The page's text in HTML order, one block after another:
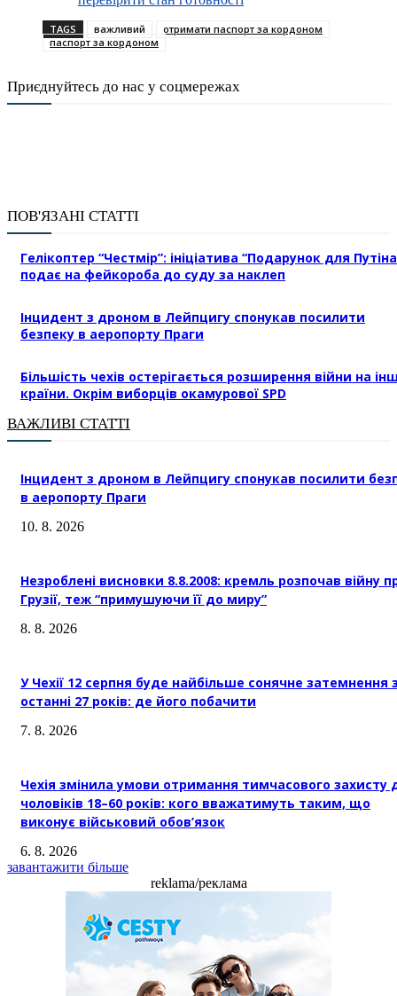
TAGS важливий
отримати паспорт за кордоном
паспорт за кордоном
Приєднуйтесь до нас у соцмережах
ПОВ'ЯЗАНІ СТАТТІ
Гелікоптер “Честмір”: ініціатива “Подарунок для
подає на фейкороба до суду за наклеп
Інцидент з дроном в Лейпцигу спонукав посилити
безпеку в аеропорту Праги
Більшість чехів остерігається розширення війни на
країни. Окрім виборців окамурової SPD
ВАЖЛИВІ СТАТТІ
Інцидент з дроном в Лейпцигу спонукав посилити
в аеропорту Праги
10. 8. 2026
Незроблені висновки 8.8.2008: кремль розпочав війну
Грузії, теж “примушуючи її до миру”
8. 8. 2026
У Чехії 12 серпня буде найбільше сонячне затемнення
останні 27 років: де його побачити
7. 8. 2026
Чехія змінила умови отримання тимчасового захисту
чоловіків 18–60 років: кого вважатимуть таким, що
виконує військовий обов’язок
6. 8. 2026
завантажити більше
reklama/реклама